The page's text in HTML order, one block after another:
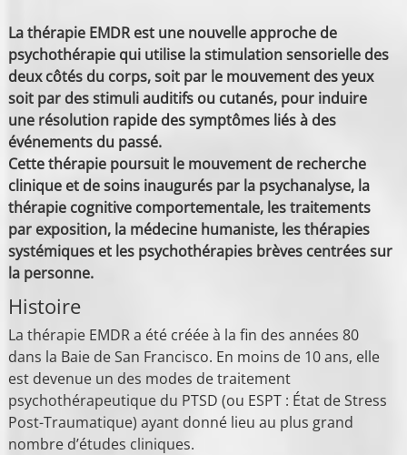
La thérapie EMDR est une nouvelle approche de
psychothérapie qui utilise la stimulation sensorielle des
deux côtés du corps, soit par le mouvement des yeux
soit par des stimuli auditifs ou cutanés, pour induire
une résolution rapide des symptômes liés à des
événements du passé.
Cette thérapie poursuit le mouvement de recherche
clinique et de soins inaugurés par la psychanalyse, la
thérapie cognitive comportementale, les traitements
par exposition, la médecine humaniste, les thérapies
systémiques et les psychothérapies brèves centrées sur
la personne.
Histoire
La thérapie EMDR a été créée à la fin des années 80
dans la Baie de San Francisco. En moins de 10 ans, elle
est devenue un des modes de traitement
psychothérapeutique du PTSD (ou ESPT : État de Stress
Post-Traumatique) ayant donné lieu au plus grand
nombre d’études cliniques.